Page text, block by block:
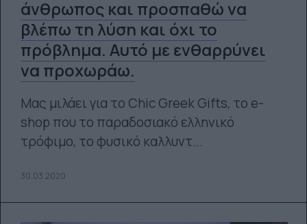
άνθρωπος και προσπαθώ να
βλέπω τη λύση και όχι το
πρόβλημα. Αυτό με ενθαρρύνει
να προχωράω.
Μας μιλάει για το Chic Greek Gifts, το e-
shop που το παραδοσιακό ελληνικό
τρόφιμο, το φυσικό καλλυντ...
30.03.2020